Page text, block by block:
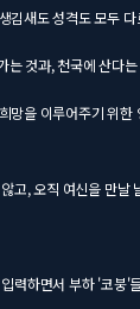
김새도 성격도 모두
는 것과, 천국에 산다
망을 이루어주기 위한
고, 오직 여신을 만날
력하면서 부하 '코붕'